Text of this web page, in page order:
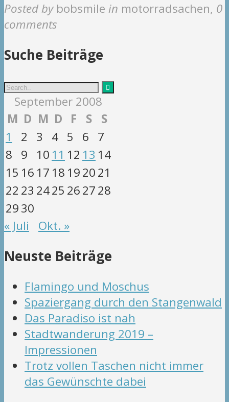
Posted by bobsmile in motorradsachen, 0
comments
Suche Beiträge
September 2008
M D M D F S
S
1
2 3 4 5 6
7
8
9 10 11 12 13 14
15 16 17 18 192021
22 23 2425 262728
2930
« Juli
Okt. »
Neuste Beiträge
Flamingo und Moschus
Spaziergang durch den Stangenwald
Das Paradiso ist nah
Stadtwanderung 2019 –
Impressionen
Trotz vollen Taschen nicht immer
das Gewünschte dabei